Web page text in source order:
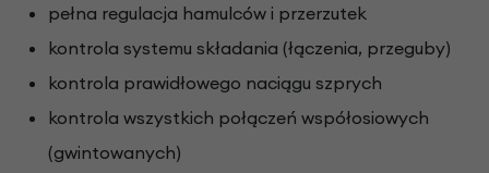
pełna regulacja hamulców i przerzutek
kontrola systemu składania (łączenia, przeguby)
kontrola prawidłowego naciągu szprych
kontrola wszystkich połączeń współosiowych
(gwintowanych)